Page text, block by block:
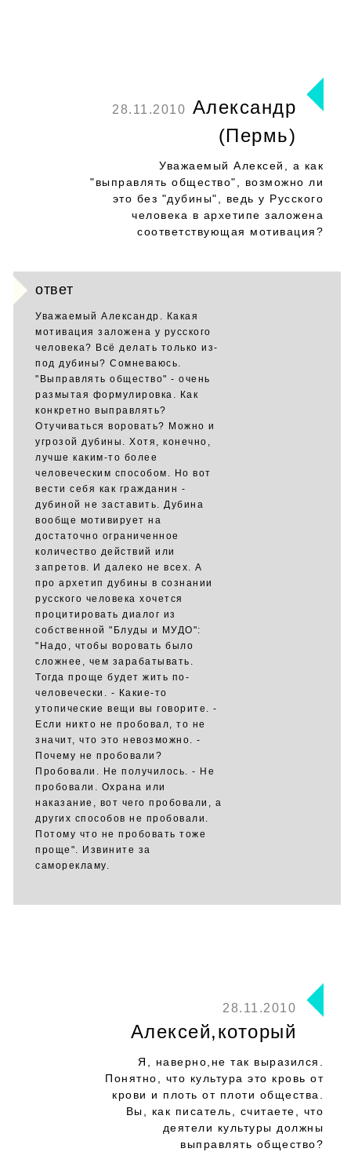
28.11.2010 Александр
(Пермь)
Уважаемый Алексей, а как
"выправлять общество", возможно ли
это без "дубины", ведь у Русского
человека в архетипе заложена
соответствующая мотивация?
ответ
Уважаемый Александр. Какая
мотивация заложена у русского
человека? Всё делать только из-
под дубины? Сомневаюсь.
"Выправлять общество" - очень
размытая формулировка. Как
конкретно выправлять?
Отучиваться воровать? Можно и
угрозой дубины. Хотя, конечно,
лучше каким-то более
человеческим способом. Но вот
вести себя как гражданин -
дубиной не заставить. Дубина
вообще мотивирует на
достаточно ограниченное
количество действий или
запретов. И далеко не всех. А
про архетип дубины в сознании
русского человека хочется
процитировать диалог из
собственной "Блуды и МУДО":
"Надо, чтобы воровать было
сложнее, чем зарабатывать.
Тогда проще будет жить по-
человечески. - Какие-то
утопические вещи вы говорите. -
Если никто не пробовал, то не
значит, что это невозможно. -
Почему не пробовали?
Пробовали. Не получилось. - Не
пробовали. Охрана или
наказание, вот чего пробовали, а
других способов не пробовали.
Потому что не пробовать тоже
проще". Извините за
саморекламу.
28.11.2010
Алексей,который
Я, наверно,не так выразился.
Понятно, что культура это кровь от
крови и плоть от плоти общества.
Вы, как писатель, считаете, что
деятели культуры должны
выправлять общество?